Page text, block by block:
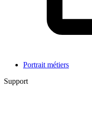
Portrait métiers
Support